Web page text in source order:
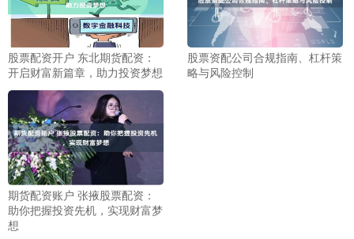
股票配资开户 东北期货配资：
开启财富新篇章，助力投资梦想
股票资配公司合规指南、杠杆策
略与风险控制
期货配资账户 张掖股票配资：
助你把握投资先机，实现财富梦
想